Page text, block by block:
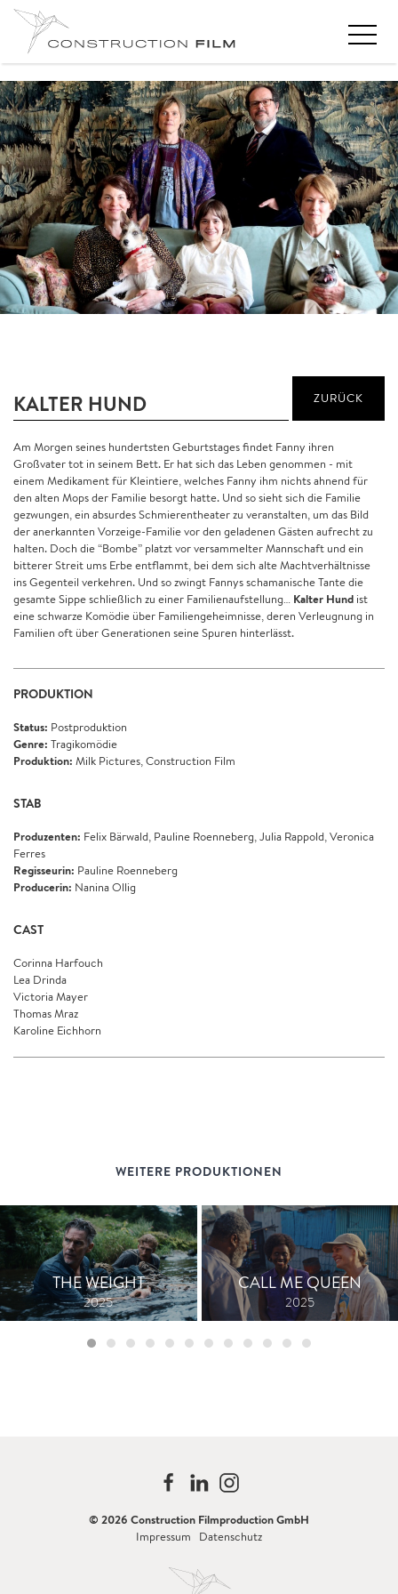
KALTER HUND ZURÜCK
Am Morgen seines hundertsten Geburtstages findet Fanny ihren
Großvater tot in seinem Bett. Er hat sich das Leben genommen - mit
einem Medikament für Kleintiere, welches Fanny ihm nichts ahnend für
den alten Mops der Familie besorgt hatte. Und so sieht sich die Familie
gezwungen, ein absurdes Schmierentheater zu veranstalten, um das Bild
der anerkannten Vorzeige-Familie vor den geladenen Gästen aufrecht zu
halten. Doch die “Bombe” platzt vor versammelter Mannschaft und ein
bitterer Streit ums Erbe entflammt, bei dem sich alte Machtverhältnisse
ins Gegenteil verkehren. Und so zwingt Fannys schamanische Tante die
gesamte Sippe schließlich zu einer Familienaufstellung… Kalter Hund ist
eine schwarze Komödie über Familiengeheimnisse, deren Verleugnung in
Familien oft über Generationen seine Spuren hinterlässt.
PRODUKTION
Status: Postproduktion
Genre: Tragikomödie
Produktion: Milk Pictures, Construction Film
STAB
Produzenten: Felix Bärwald, Pauline Roenneberg, Julia Rappold, Veronica
Ferres
Regisseurin: Pauline Roenneberg
Producerin: Nanina Ollig
CAST
Corinna Harfouch
Lea Drinda
Victoria Mayer
Thomas Mraz
Karoline Eichhorn
WEITERE PRODUKTIONEN
THE WEIGHT
2025
CALL ME QUEEN
2025
© 2026 Construction Filmproduction GmbH
Impressum Datenschutz